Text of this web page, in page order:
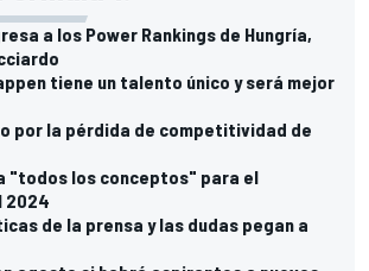
a los Power Rankings de Hungría,
tiene un talento único y será mejor
por la pérdida de competitividad de
"todos los conceptos" para el
2024
de la prensa y las dudas pegan a